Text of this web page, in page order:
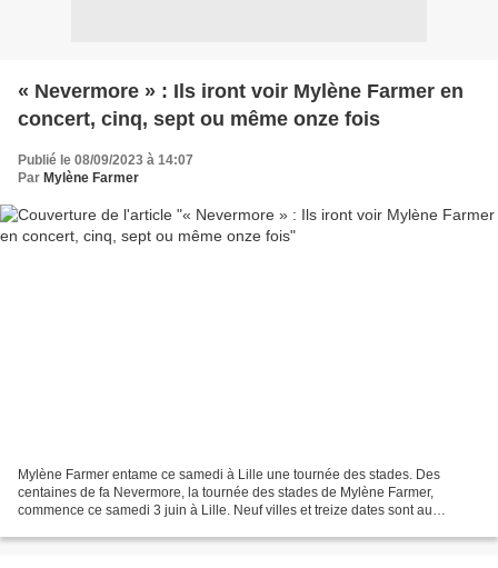
« Nevermore » : Ils iront voir Mylène Farmer en
concert, cinq, sept ou même onze fois
Publié le 08/09/2023 à 14:07
Par Mylène Farmer
Mylène Farmer entame ce samedi à Lille une tournée des stades. Des
centaines de fa Nevermore, la tournée des stades de Mylène Farmer,
commence ce samedi 3 juin à Lille. Neuf villes et treize dates sont au